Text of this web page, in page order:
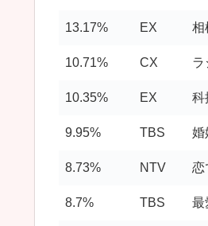
13.17% EX 相
10.71% CX ラ
10.35% EX 科
9.95% TBS 婚
8.73% NTV 恋
8.7% TBS 最